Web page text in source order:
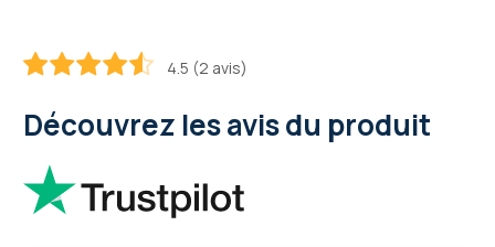
4.5 (2 avis)
Découvrez les avis du produit